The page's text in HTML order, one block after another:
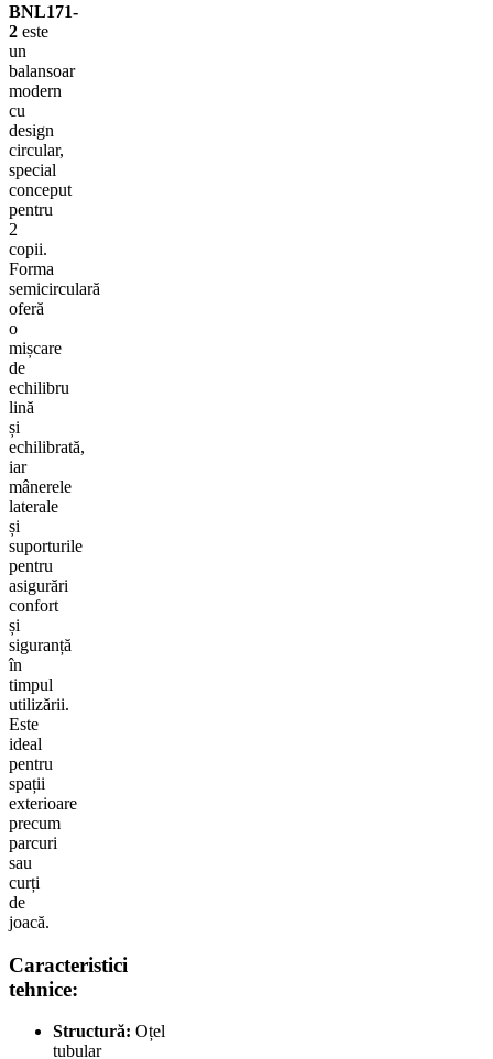
BNL171-
2 este
un
balansoar
modern
cu
design
circular,
special
conceput
pentru
2
copii.
Forma
semicirculară
oferă
o
mișcare
de
echilibru
lină
și
echilibrată,
iar
mânerele
laterale
și
suporturile
pentru
asigurări
confort
și
siguranță
în
timpul
utilizării.
Este
ideal
pentru
spații
exterioare
precum
parcuri
sau
curți
de
joacă.
Caracteristici
tehnice:
Structură: Oțel
tubular